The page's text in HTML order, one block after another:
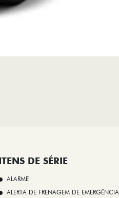
DE SÉRIE
ALARME
ALERTA DE FRENAGEM DE EMERGÊNCIA